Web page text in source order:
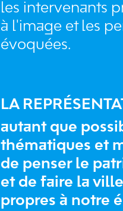
les intervenants
à l'image et les
évoquées.
LA
autant que
thématiques et
de penser le
et de faire la ville
propres à notre